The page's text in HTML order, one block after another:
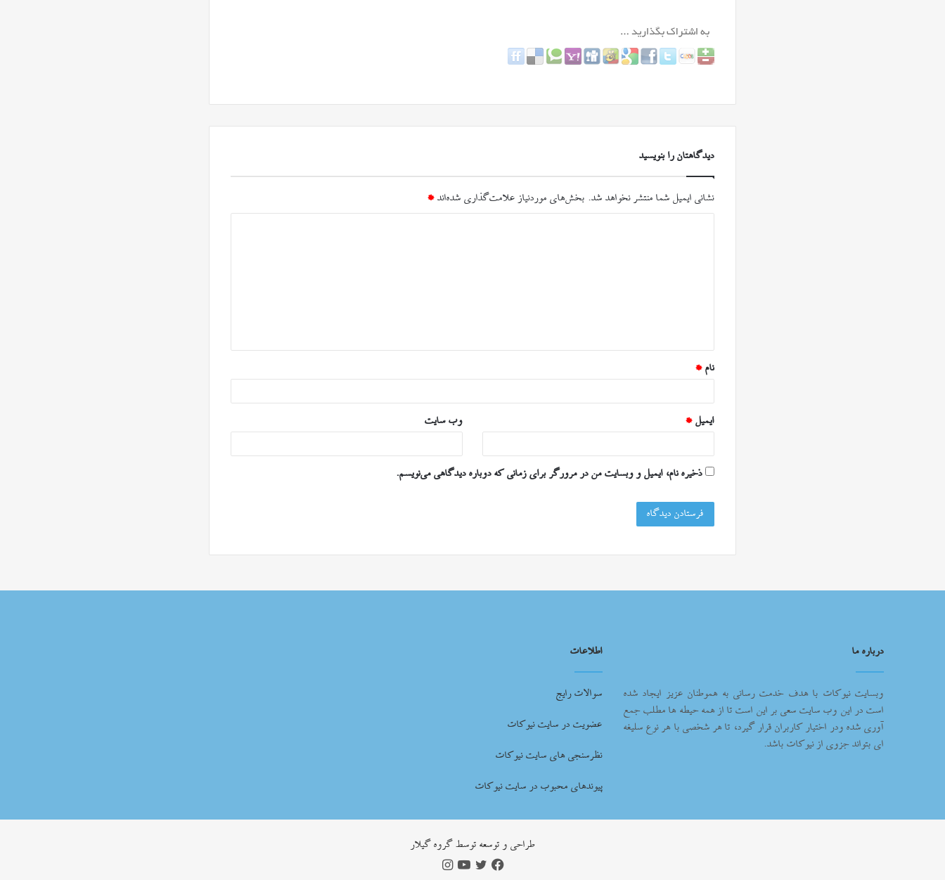
دیدگاهتان را بنویسید
نشانی ایمیل شما منتشر نخواهد شد. بخش‌های موردنیاز علامت‌گذاری شده‌اند *
*
نام *
ایمیل * وب‌ سایت
ذخیره نام، ایمیل و وبسایت من در مرورگر برای زمانی که دوباره دیدگاهی می‌نویسم.
درباره ما
وبسایت نیوکات با هدف خدمت رسانی به هموطنان عزیز ایجاد شده
است در این وب سایت سعی بر این است تا از همه حیطه ها مطلب جمع
آوری شده ودر اختیار کاربران قرار گیرد، تا هر شخصی با هر نوع سلیغه
ای بتواند جزوی از نیوکات باشد.
اطلاعات
سوالات رایج
عضویت در سایت نیوکات
نظرسنجی های سایت نیوکات
پیوندهای محبوب در سایت نیوکات
طراحي و توسعه توسط گروه گيلار
فیس توییتریوتیوباینستاگرام